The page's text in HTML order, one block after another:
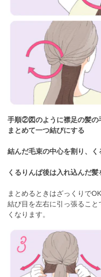
手順②図のように襟足の髪の
まとめて一つ結びにする
結んだ毛束の中心を割り、く
くるりんぱ後は入れ込んだ
まとめるときはざっくりでOK
結び目を左右に引っ張ること
くなります。